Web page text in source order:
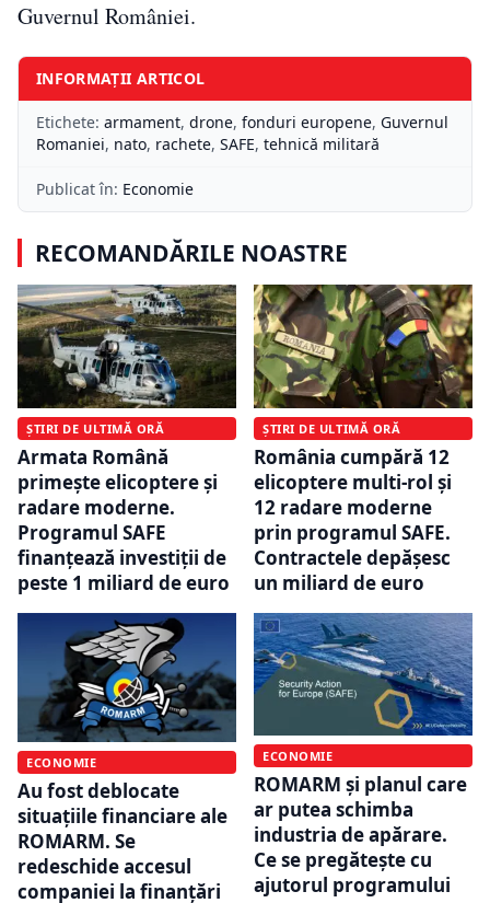
Guvernul României.
INFORMAȚII ARTICOL
Etichete: armament, drone, fonduri europene, Guvernul
Romaniei, nato, rachete, SAFE, tehnică militară
Publicat în: Economie
RECOMANDĂRILE NOASTRE
ȘTIRI DE ULTIMĂ ORĂ
Armata Română
primește elicoptere și
radare moderne.
Programul SAFE
finanțează investiții de
peste 1 miliard de euro
ȘTIRI DE ULTIMĂ ORĂ
România cumpără 12
elicoptere multi-rol și
12 radare moderne
prin programul SAFE.
Contractele depășesc
un miliard de euro
ECONOMIE
Au fost deblocate
situațiile financiare ale
ROMARM. Se
redeschide accesul
companiei la finanțări
ECONOMIE
ROMARM și planul care
ar putea schimba
industria de apărare.
Ce se pregătește cu
ajutorul programului